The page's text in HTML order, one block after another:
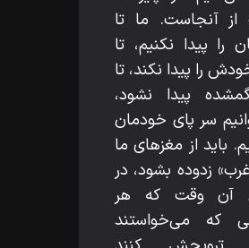
آنجاست. ما تا
را پيدا نكنيم، تا
را پيدا نكند، تا
پيدا نشود،
سر پاى خودمان
بايد از مغزهاى ما
زدوده بشود، در
آن وقت كه هر
كه مى‌خواستند